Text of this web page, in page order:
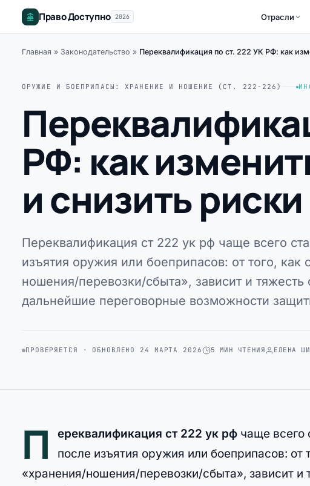
Право Доступно 2026 Отрасли
Главная » Законодательство » Переквалификация по ст. 222 УК РФ: как
ОРУЖИЕ И БОЕПРИПАСЫ: ХРАНЕНИЕ И НОШЕНИЕ (СТ. 222-226)
РФ: как
и снизить риски
Переквалификация ст 222 ук рф чаще всего
изъятия оружия или боеприпасов: от того,
ношения/перевозки/сбыта», зависит и
дальнейшие переговорные возможности
ПРОВЕРЯЕТСЯ · ОБНОВЛЕНО 24 МАРТА 2026 5 МИН ЧТЕНИЯ ЕЛЕНА
П ереквалификация ст 222 ук рф чаще всего
после изъятия оружия или боеприпасов: от
«хранения/ношения/перевозки/сбыта», зависит